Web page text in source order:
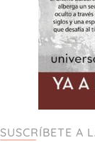
SUSCRÍBETE A